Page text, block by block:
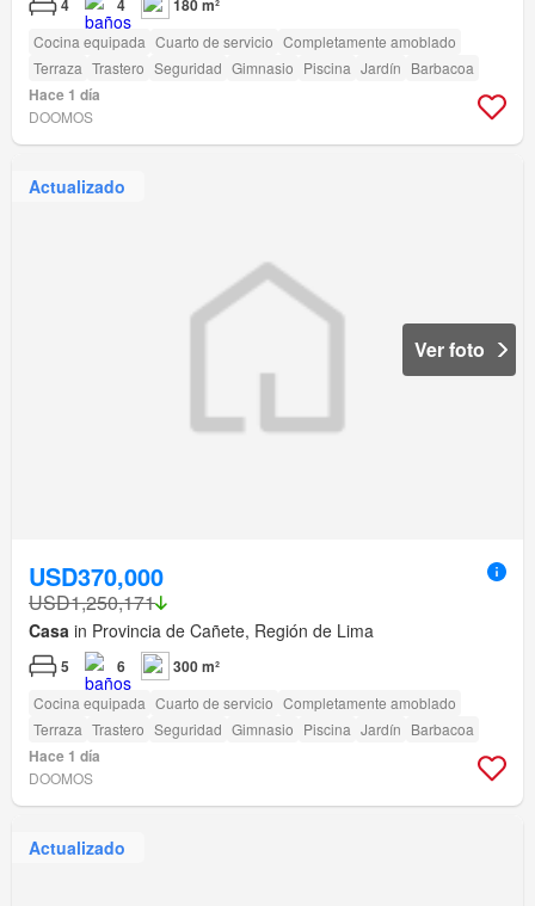
4 4 180 m²
Cocina equipada Cuarto de servicio Completamente amoblado
Terraza Trastero Seguridad Gimnasio Piscina Jardín Barbacoa
Hace 1 día
DOOMOS
Actualizado
Ver foto
USD370,000
USD1,250,171
Casa in Provincia de Cañete, Región de Lima
5 6 300 m²
Cocina equipada Cuarto de servicio Completamente amoblado
Terraza Trastero Seguridad Gimnasio Piscina Jardín Barbacoa
Hace 1 día
DOOMOS
Actualizado